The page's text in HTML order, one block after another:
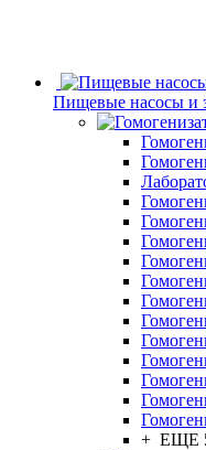
Пищевые насосы и
+ ЕЩЕ